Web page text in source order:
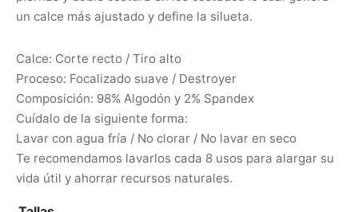
hasta
un calce más ajustado y define la silueta.
Calce: Corte recto / Tiro alto
Proceso: Focalizado suave / Destroyer
Composición: 98% Algodón y 2% Spandex
Cuídalo de la siguiente forma:
Lavar con agua fría / No clorar / No lavar en seco
Te recomendamos lavarlos cada 8 usos para alargar su
vida útil y ahorrar recursos naturales.